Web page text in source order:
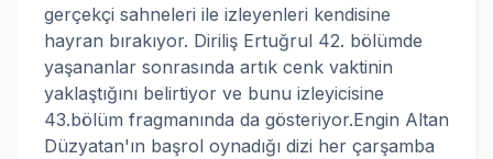
gerçekçi sahneleri ile izleyenleri kendisine
hayran bırakıyor. Diriliş Ertuğrul 42. bölümde
yaşananlar sonrasında artık cenk vaktinin
yaklaştığını belirtiyor ve bunu izleyicisine
43.bölüm fragmanında da gösteriyor.Engin Altan
Düzyatan'ın başrol oynadığı dizi her çarşamba